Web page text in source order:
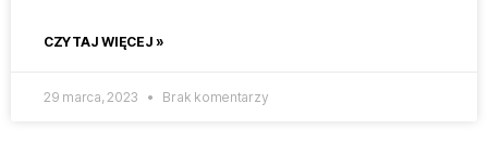
CZYTAJ WIĘCEJ »
29 marca, 2023 Brak komentarzy